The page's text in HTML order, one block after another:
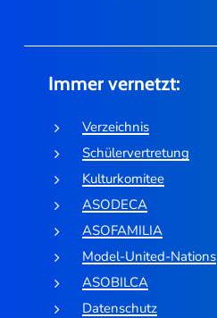
Immer vernetzt:
Verzeichnis
Schülervertretung
Kulturkomitee
ASODECA
ASOFAMILIA
Model-United-Nations
ASOBILCA
Datenschutz